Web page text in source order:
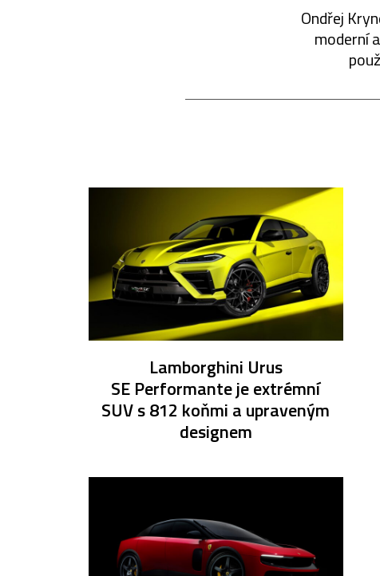
Ondřej
moderní
Lamborghini Urus
SE Performante je extrémní
SUV s 812 koňmi a upraveným
designem